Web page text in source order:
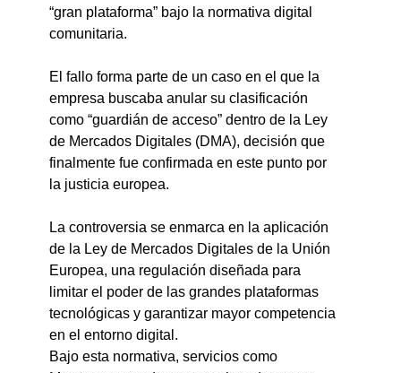
“gran plataforma” bajo la normativa digital
comunitaria.
El fallo forma parte de un caso en el que la
empresa buscaba anular su clasificación
como “guardián de acceso” dentro de la Ley
de Mercados Digitales (DMA), decisión que
finalmente fue confirmada en este punto por
la justicia europea.
La controversia se enmarca en la aplicación
de la Ley de Mercados Digitales de la Unión
Europea, una regulación diseñada para
limitar el poder de las grandes plataformas
tecnológicas y garantizar mayor competencia
en el entorno digital.
Bajo esta normativa, servicios como